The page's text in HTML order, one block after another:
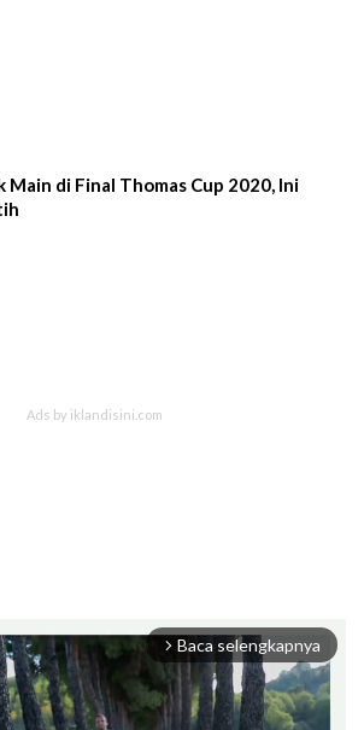
Main di Final Thomas Cup 2020, Ini
arrow_forward_ios Baca selengkapnya